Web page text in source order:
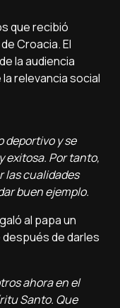
que recibió
Croacia. El
la audiencia
relevancia social
deportivo y se
exitosa. Por tanto,
las cualidades
buen ejemplo.
al papa un
de darles
ahora en el
Santo. Que